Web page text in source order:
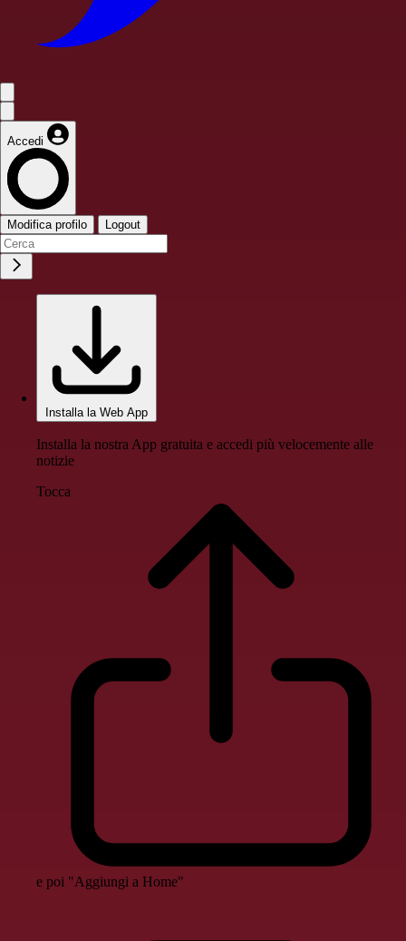
Accedi
Modifica profilo Logout
Installa la Web App
Installa la nostra App gratuita e accedi più velocemente alle
notizie
Tocca
e poi "Aggiungi a Home"